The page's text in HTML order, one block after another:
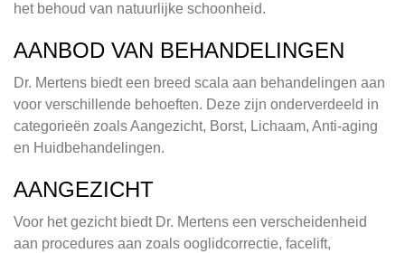
het behoud van natuurlijke schoonheid.
AANBOD VAN BEHANDELINGEN
Dr. Mertens biedt een breed scala aan behandelingen aan
voor verschillende behoeften. Deze zijn onderverdeeld in
categorieën zoals Aangezicht, Borst, Lichaam, Anti-aging
en Huidbehandelingen.
AANGEZICHT
Voor het gezicht biedt Dr. Mertens een verscheidenheid
aan procedures aan zoals ooglidcorrectie, facelift,